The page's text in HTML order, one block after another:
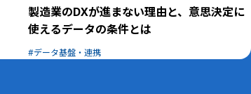
製造業のDXが進まない理由と、意思決定に
使えるデータの条件とは
データ基盤・連携